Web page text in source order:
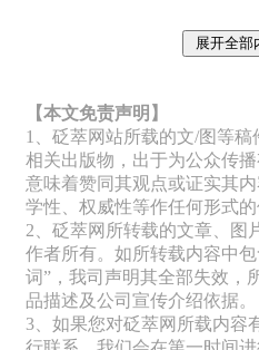
【本文免责声明】
1、砭萃网站所载的文/图等
相关出版物，出于为公众传
意味着赞同其观点或证实其
学性、权威性等作任何形式的
2、砭萃网所转载的文章、图
作者所有。如所转载内容中包
词”，我司声明其全部失效，
品描述及公司宣传介绍依据。
3、如果您对砭萃网所载内容